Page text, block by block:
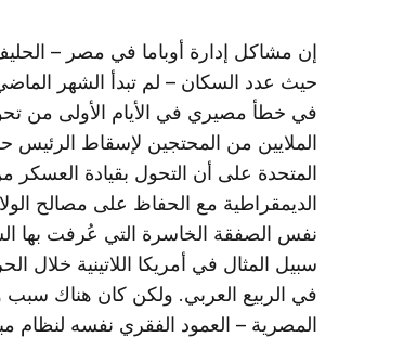
إن مشاكل إدارة أوباما في مصر –
حيث عدد السكان – لم تبدأ الشهر
في خطأ مصيري في الأيام الأولى من
الملايين من المحتجين لإسقاط
المتحدة على أن التحول بقيادة العسكر
الديمقراطية مع الحفاظ على مصالح
نفس الصفقة الخاسرة التي عُرفت بها
سبيل المثال في أمريكا اللاتينية خلال
في الربيع العربي. ولكن كان هناك سبب
المصرية – العمود الفقري نفسه لنظام